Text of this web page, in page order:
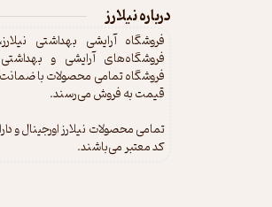
درباره نیلارز
فروشگاه آرایشی بهداشتی
فروشگاه‌های آرایشی و
فروشگاه تمامی محصولات با
قیمت به فروش می‌رسند.
تمامی محصولات نیلارز اورجینال و
کد معتبر می‌باشند.